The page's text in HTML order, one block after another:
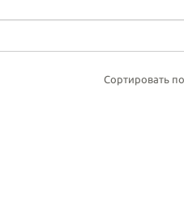
Сортировать